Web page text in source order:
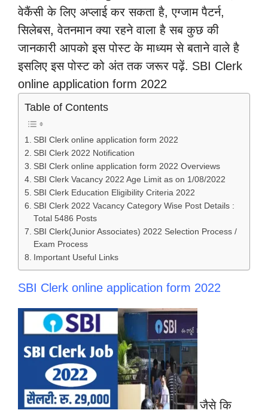
वेकैंसी के लिए अप्लाई कर सकता है, एग्जाम पैटर्न,
सिलेबस, वेतनमान क्या रहने वाला है सब कुछ की
जानकारी आपको इस पोस्ट के माध्यम से बताने वाले है
इसलिए इस पोस्ट को अंत तक जरूर पढ़ें. SBI Clerk
online application form 2022
Table of Contents
SBI Clerk online application form 2022
SBI Clerk 2022 Notification
SBI Clerk online application form 2022 Overviews
SBI Clerk Vacancy 2022 Age Limit as on 1/08/2022
SBI Clerk Education Eligibility Criteria 2022
SBI Clerk 2022 Vacancy Category Wise Post Details :
Total 5486 Posts
SBI Clerk(Junior Associates) 2022 Selection Process /
Exam Process
Important Useful Links
SBI Clerk online application form 2022
जैसे कि